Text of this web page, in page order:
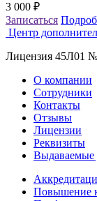
3 000 ₽
Записаться
Центр
Лицензия 45Л01
О компании
Сотрудники
Контакты
Отзывы
Лицензии
Реквизиты
Выдаваемые
Повышение